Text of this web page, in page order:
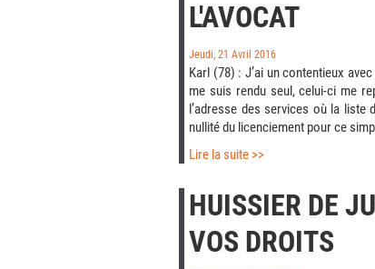
L'AVOCAT
Jeudi, 21 Avril 2016
Karl (78) : J’ai un contentieux
me suis rendu seul, celui-ci me
l’adresse des services où la liste
nullité du licenciement pour ce
Lire la suite >>
HUISSIER DE
VOS DROITS